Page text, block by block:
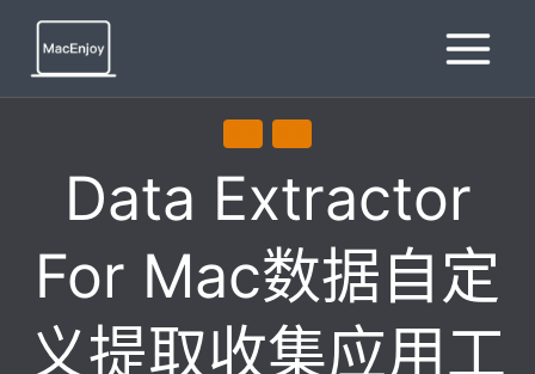
Data Extractor
For Mac数据自定
义提取收集应用工